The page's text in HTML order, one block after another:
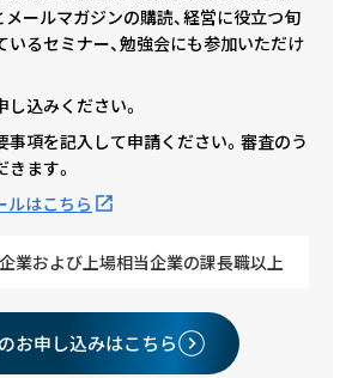
ールマガジンの購読、経営に役立つ旬
いるセミナー、勉強会にも参加いただけ
込みください。
事項を記入して申請ください。審査のう
ます。
ルはこちら
業および上場相当企業の課長職以上
お申し込みはこちら